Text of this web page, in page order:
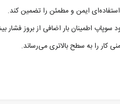
داشته باشد. وجود سوپاپ اطمینان بار اضافی از
کار را به سطح بالاتری می‌رساند.